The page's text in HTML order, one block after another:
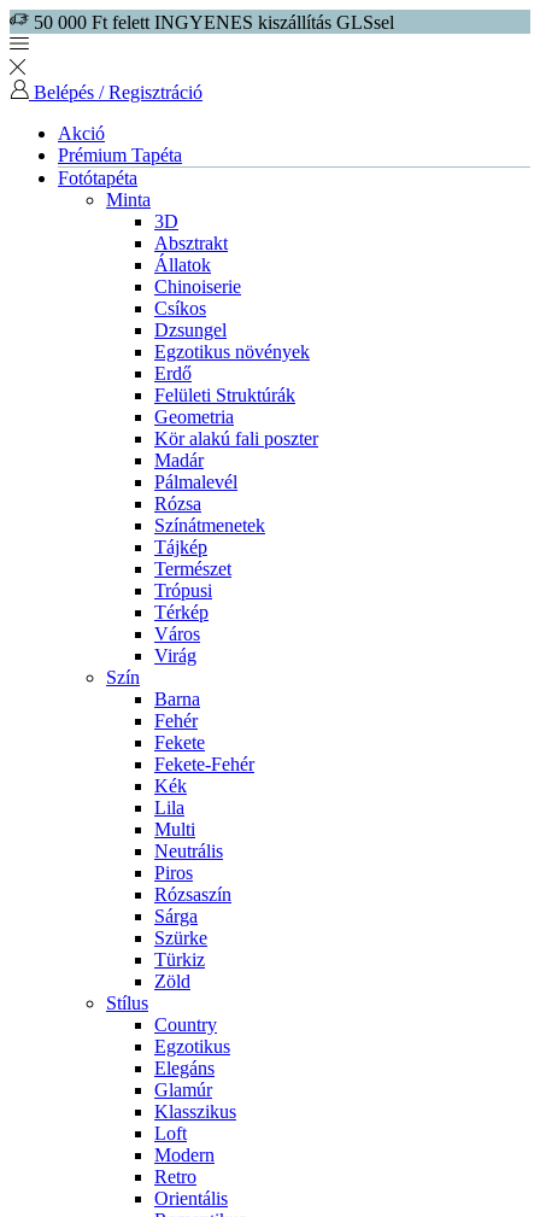
50 000 Ft felett INGYENES kiszállítás GLSsel
Belépés / Regisztráció
Akció
Prémium Tapéta
Fotótapéta
Minta
3D
Absztrakt
Állatok
Chinoiserie
Csíkos
Dzsungel
Egzotikus növények
Erdő
Felületi Struktúrák
Geometria
Kör alakú fali poszter
Madár
Pálmalevél
Rózsa
Színátmenetek
Tájkép
Természet
Trópusi
Térkép
Város
Virág
Szín
Barna
Fehér
Fekete
Fekete-Fehér
Kék
Lila
Multi
Neutrális
Piros
Rózsaszín
Sárga
Szürke
Türkiz
Zöld
Stílus
Country
Egzotikus
Elegáns
Glamúr
Klasszikus
Loft
Modern
Retro
Orientális